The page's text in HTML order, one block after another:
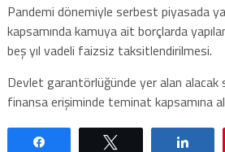
Pandemi dönemiyle serbest piyasada
kapsamında kamuya ait borçlarda
beş yıl vadeli faizsiz taksitlendirilmesi.
Devlet garantörlüğünde yer alan alacak
finansa erişiminde teminat kapsamına